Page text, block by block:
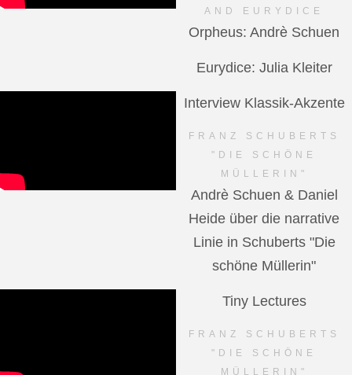
AND EURYDICE
Orpheus: Andrè Schuen
Eurydice: Julia Kleiter
Interview Klassik-Akzente
FRANZ SCHUBERTS
"DIE SCHÖNE
MÜLLERIN"
Andrè Schuen & Daniel
Heide über die narrative
Linie in Schuberts "Die
schöne Müllerin"
Tiny Lectures
FRANZ SCHUBERTS
"DIE SCHÖNE
MÜLLERIN"